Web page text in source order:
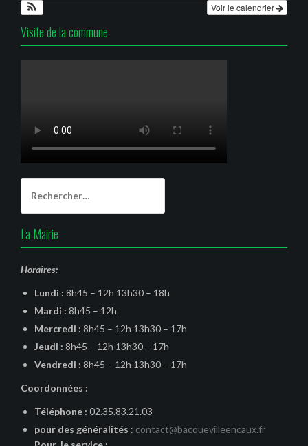
Voir le calendrier
Visite de la commune
La Mairie
Horaires:
Lundi : 8h45 – 12h 13h30 – 18h
Mardi : 8h45 – 12h
Mercredi : 8h45 – 12h 13h30 – 17h
Jeudi : 8h45 – 12h 13h30 – 17h
Vendredi : 8h45 – 12h 13h30 – 17h
Coordonnées :
Téléphone : 02.35.83.21.03
pour des généralités : contact@bacquevilleencaux.fr